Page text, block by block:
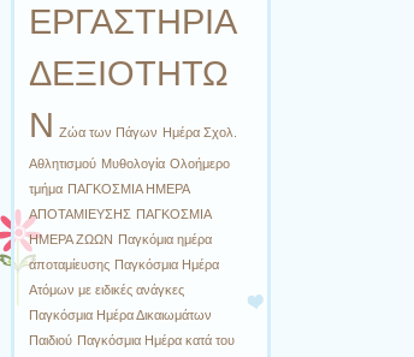
ΕΡΓΑΣΤΗΡΙΑ
ΔΕΞΙΟΤΗΤΩ
Ν Ζώα των Πάγων Ημέρα Σχολ.
Αθλητισμού Μυθολογία Ολοήμερο
τμήμα ΠΑΓΚΟΣΜΙΑ ΗΜΕΡΑ
ΑΠΟΤΑΜΙΕΥΣΗΣ ΠΑΓΚΟΣΜΙΑ
ΗΜΕΡΑ ΖΩΩΝ
Παγκόμια ημέρα
αποταμίευσης Παγκόσμια Ημέρα
Ατόμων με ειδικές ανάγκες
Παγκόσμια Ημέρα Δικαιωμάτων
Παιδιού Παγκόσμια Ημέρα κατά του